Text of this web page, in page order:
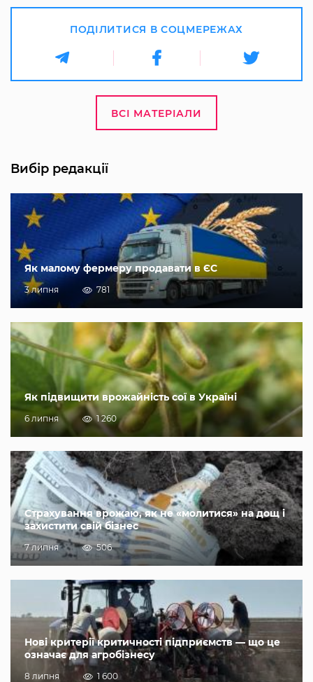
ПОДІЛИТИСЯ В СОЦМЕРЕЖАХ
ВСІ МАТЕРІАЛИ
Вибір редакції
Як малому фермеру продавати в ЄС
3 липня 781
Як підвищити врожайність сої в Україні
6 липня 1 260
Страхування врожаю, як не «молитися» на дощ і
захистити свій бізнес
7 липня 506
Нові критерії критичності підприємств — що це
означає для агробізнесу
8 липня 1 600